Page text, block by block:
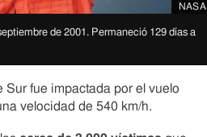
NASA
de 2001. Permaneció 129 días a
Sur fue impactada por el vuelo
velocidad de 540 km/h.